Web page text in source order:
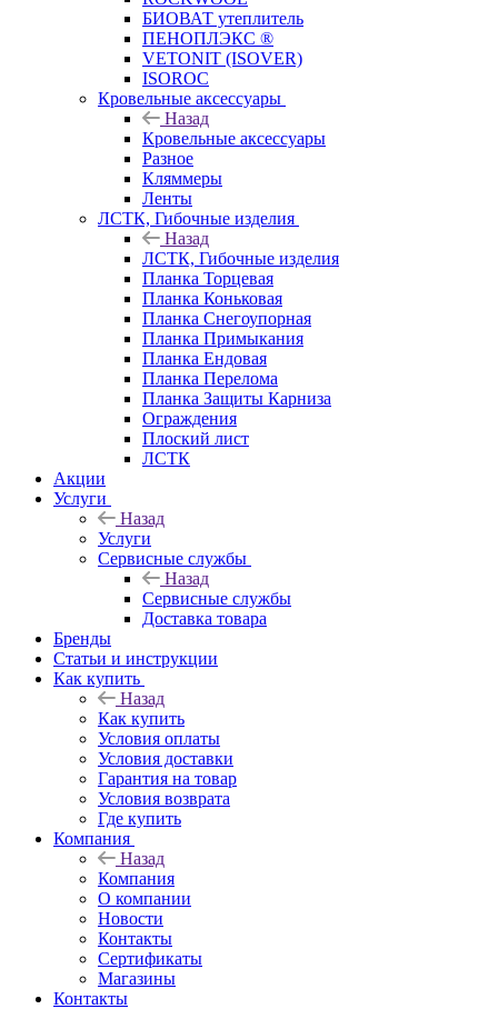
БИОВАТ утеплитель
ПЕНОПЛЭКС ®
VETONIT (ISOVER)
ISOROC
Кровельные аксессуары
Назад
Кровельные аксессуары
Разное
Кляммеры
Ленты
ЛСТК, Гибочные изделия
Назад
ЛСТК, Гибочные изделия
Планка Торцевая
Планка Коньковая
Планка Снегоупорная
Планка Примыкания
Планка Ендовая
Планка Перелома
Планка Защиты Карниза
Ограждения
Плоский лист
ЛСТК
Акции
Услуги
Назад
Услуги
Сервисные службы
Назад
Сервисные службы
Доставка товара
Бренды
Статьи и инструкции
Как купить
Назад
Как купить
Условия оплаты
Условия доставки
Гарантия на товар
Условия возврата
Где купить
Компания
Назад
Компания
О компании
Новости
Контакты
Сертификаты
Магазины
Контакты